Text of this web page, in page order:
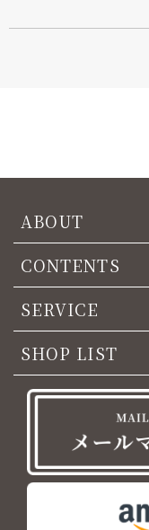
ABOUT
CONTENTS
SERVICE
SHOP LIST